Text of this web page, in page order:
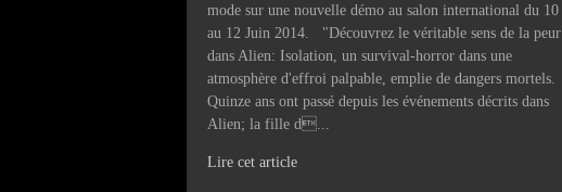
mode sur une nouvelle démo au salon international du 10
au 12 Juin 2014. "Découvrez le véritable sens de la peur
dans Alien: Isolation, un survival-horror dans une
atmosphère d'effroi palpable, emplie de dangers mortels.
Quinze ans ont passé depuis les événements décrits dans
Alien; la fille d...
Lire cet article